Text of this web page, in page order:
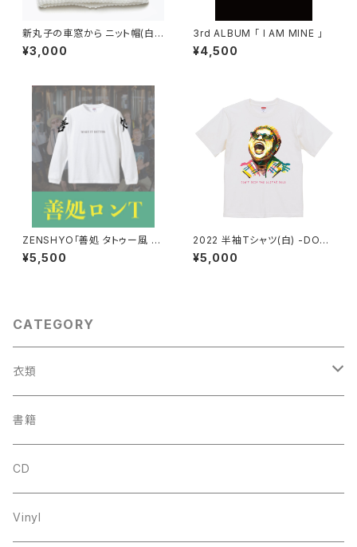
新丸子の車窓から ニット帽(白)
"ステッカー付"
¥3,000
3rd ALBUM 「 I AM MINE 」
¥4,500
ZENSHYO「善処 タトゥー風 ロ
ンT "MAKE IT BETTER"」
¥5,500
2022 半袖Tシャツ(白) -DO
N'T SKIP THE GUITAR SOL
O- "ステッカー付"
¥5,000
CATEGORY
衣類
帽子
Tシャツ
書籍
CD
Vinyl